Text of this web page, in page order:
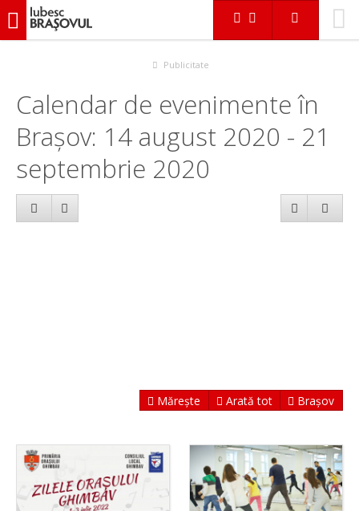
iubescbraşovul.ro
Publicitate
Calendar de evenimente în
Brașov: 14 august 2020 - 21
septembrie 2020
Mărește Arată tot Brașov